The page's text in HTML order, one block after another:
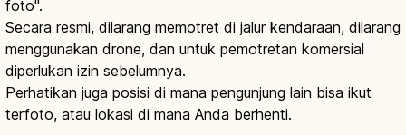
foto".
Secara resmi, dilarang memotret di jalur kendaraan, dilarang
menggunakan drone, dan untuk pemotretan komersial
diperlukan izin sebelumnya.
Perhatikan juga posisi di mana pengunjung lain bisa ikut
terfoto, atau lokasi di mana Anda berhenti.